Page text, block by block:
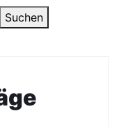
Suchen